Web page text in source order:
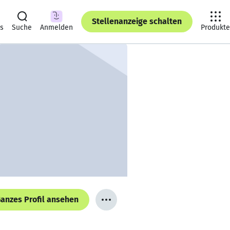
Suche Anmelden
Stellenanzeige schalten
Produkte
Profil ansehen